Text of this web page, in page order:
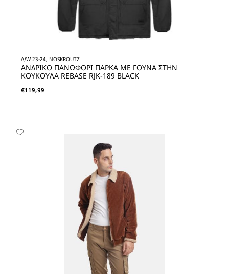
A/W 23-24, NOSKROUTZ
ΑΝΔΡΙΚΟ ΠΑΝΩΦΟΡΙ ΠΑΡΚΑ ΜΕ ΓΟΥΝΑ ΣΤΗΝ
ΚΟΥΚΟΥΛΑ REBASE RJK-189 BLACK
€119,99